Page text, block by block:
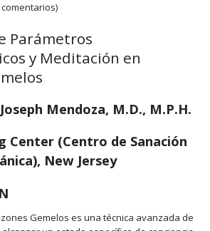
comentarios)
Parámetros
y Meditación en
Mendoza, M.D., M.P.H.
Center (Centro de Sanación
New Jersey
Gemelos es una técnica avanzada de